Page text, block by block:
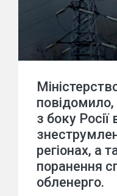
з боку Росії
регіонах, а
поранення
обленерго.